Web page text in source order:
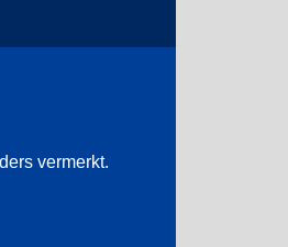
vermerkt.